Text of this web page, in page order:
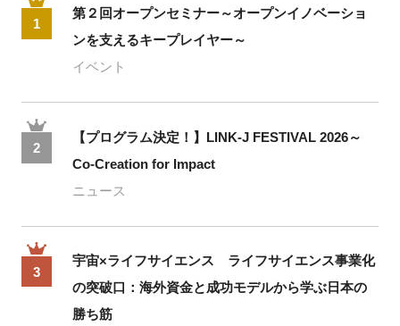
1
第２回オープンセミナー～オープンイノベーショ
ンを支えるキープレイヤー～
イベント
2
【プログラム決定！】LINK-J FESTIVAL 2026～
Co-Creation for Impact
ニュース
3
宇宙×ライフサイエンス ライフサイエンス事業化
の突破口：海外資金と成功モデルから学ぶ日本の
勝ち筋